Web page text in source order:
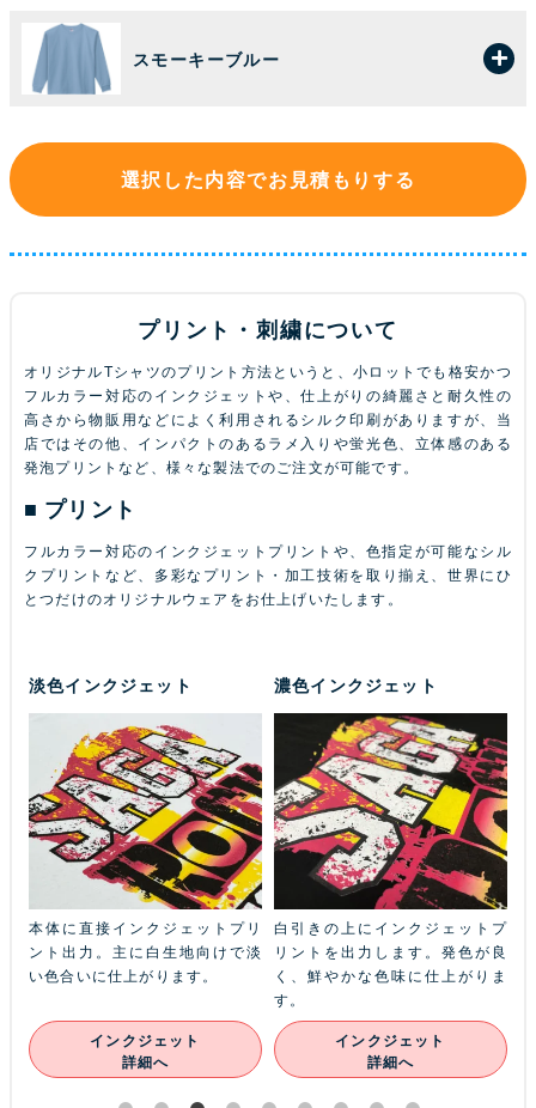
スモーキーブルー
選択した内容でお見積もりする
プリント・刺繍について
オリジナルTシャツのプリント方法というと、小ロットでも格安かつ
フルカラー対応のインクジェットや、仕上がりの綺麗さと耐久性の
高さから物販用などによく利用されるシルク印刷がありますが、当
店ではその他、インパクトのあるラメ入りや蛍光色、立体感のある
発泡プリントなど、様々な製法でのご注文が可能です。
プリント
フルカラー対応のインクジェットプリントや、色指定が可能なシル
クプリントなど、多彩なプリント・加工技術を取り揃え、世界にひ
とつだけのオリジナルウェアをお仕上げいたします。
淡色インクジェット
本体に直接インクジェットプリ
ント出力。主に白生地向けで淡
い色合いに仕上がります。
インクジェット
詳細へ
濃色インクジェット
白引きの上にインクジェットプ
リントを出力します。発色が良
く、鮮やかな色味に仕上がりま
す。
インクジェット
詳細へ